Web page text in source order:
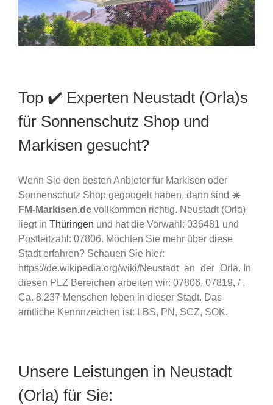
Top ✔️ Experten Neustadt (Orla)s
für Sonnenschutz Shop und
Markisen gesucht?
Wenn Sie den besten Anbieter für Markisen oder
Sonnenschutz Shop gegoogelt haben, dann sind ☀️
FM-Markisen.de vollkommen richtig. Neustadt (Orla)
liegt in Thüringen und hat die Vorwahl: 036481 und
Postleitzahl: 07806. Möchten Sie mehr über diese
Stadt erfahren? Schauen Sie hier:
https://de.wikipedia.org/wiki/Neustadt_an_der_Orla. In
diesen PLZ Bereichen arbeiten wir: 07806, 07819, / .
Ca. 8.237 Menschen leben in dieser Stadt. Das
amtliche Kennnzeichen ist: LBS, PN, SCZ, SOK.
Unsere Leistungen in Neustadt
(Orla) für Sie: